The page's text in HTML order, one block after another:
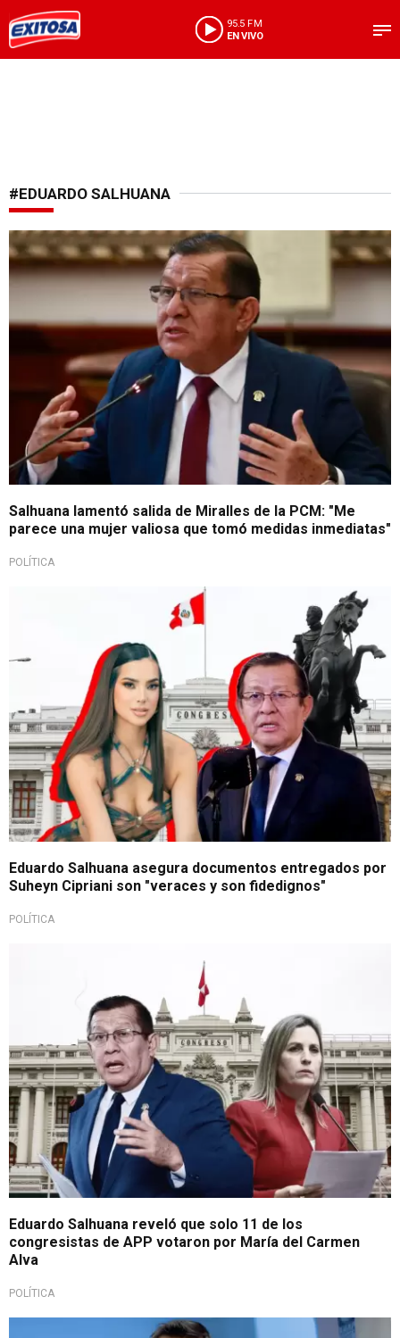
95.5 FM
EN VIVO
#EDUARDO SALHUANA
Cambios en el Ejecutivo
Salhuana lamentó salida de Miralles de la PCM: "Me
parece una mujer valiosa que tomó medidas inmediatas"
POLÍTICA
Eduardo Salhuana asegura documentos entregados por
Suheyn Cipriani son "veraces y son fidedignos"
POLÍTICA
Eduardo Salhuana reveló que solo 11 de los
congresistas de APP votaron por María del Carmen
Alva
POLÍTICA